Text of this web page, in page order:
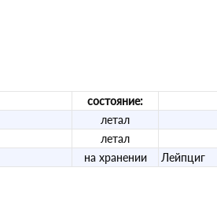
состояние:
летал
летал
на хранении Лейпциг